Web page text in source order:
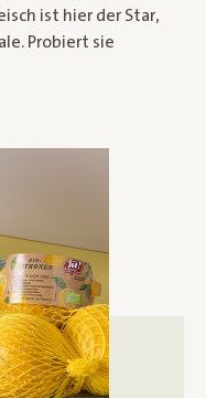
ist hier der Star,
Probiert sie